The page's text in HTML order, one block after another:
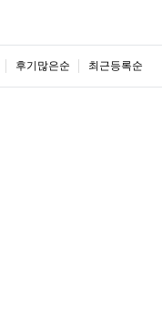
후기많은순 최근등록순